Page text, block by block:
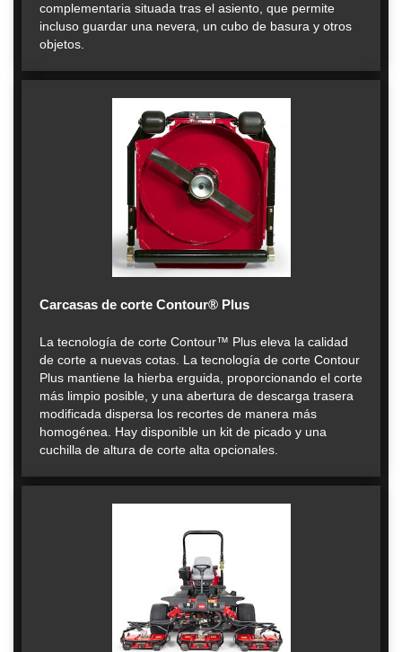
complementaria situada tras el asiento, que permite
incluso guardar una nevera, un cubo de basura y otros
objetos.
Carcasas de corte Contour® Plus
La tecnología de corte Contour™ Plus eleva la calidad
de corte a nuevas cotas. La tecnología de corte Contour
Plus mantiene la hierba erguida, proporcionando el corte
más limpio posible, y una abertura de descarga trasera
modificada dispersa los recortes de manera más
homogénea. Hay disponible un kit de picado y una
cuchilla de altura de corte alta opcionales.